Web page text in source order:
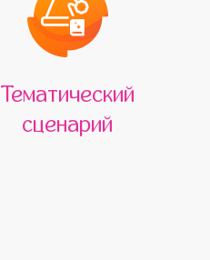
Тематический
сценарий